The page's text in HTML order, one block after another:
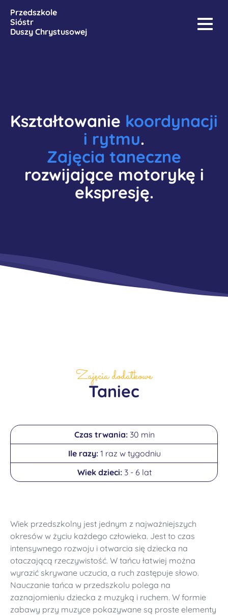
Przedszkole
Sióstr
Duszy Chrystusowej
Kształtowanie koordynacji
i rytmu.
Zajęcia taneczne
rozwijające motorykę i
ekspresję.
Zajęcia dodatkowe
Taniec
30 min
1 raz w tygodniu
3 - 6 lat
Wiek przedszkolny jest jednym z najważniejszych
okresów w życiu każdego człowieka. Jest to czas
intensywnego rozwoju i otwarcia się dziecka na
otaczającą rzeczywistość. W tańcu łatwiej można
wyrazić skrywane uczucia, a ruch zastępuje słowo.
Nauczanie tańca w przedszkolu polega na
zaznajomieniu dziecka z muzyką i ruchem. W formie
zabawy przy muzyce pokazywane są proste elementy